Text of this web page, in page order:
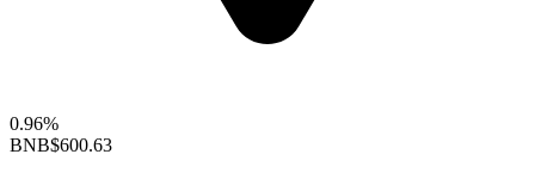
0.96%
BNB$600.63